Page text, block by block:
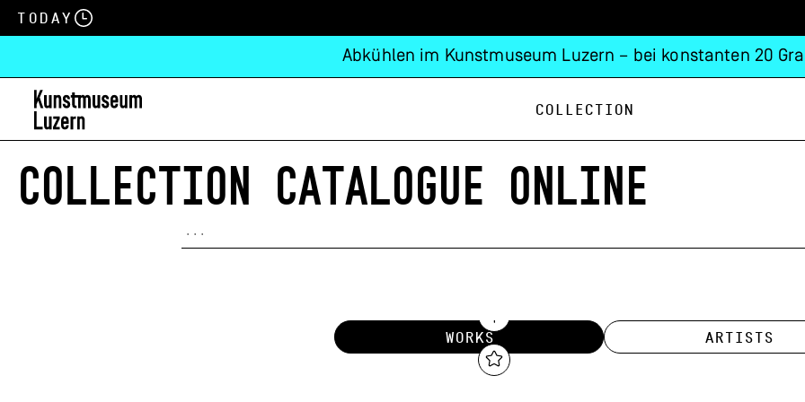
Today
Abkühlen im Kunstmuseum Luzern – bei konstanten 20
Collection
COLLECTION CATALOGUE ONLINE
WORKS ARTISTS